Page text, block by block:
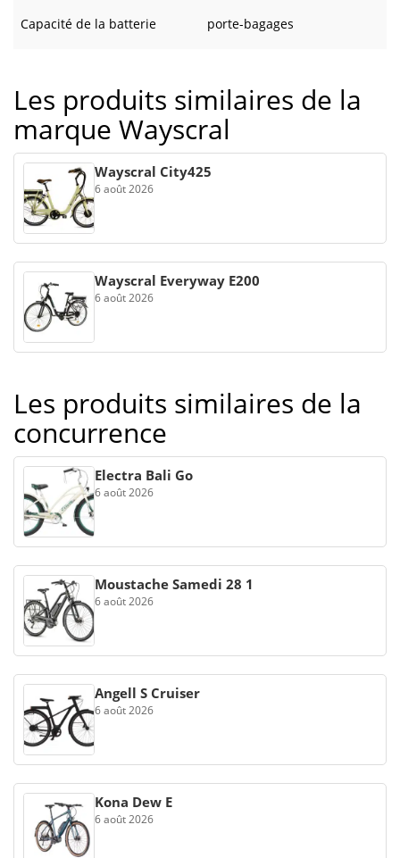
Capacité de la batterie porte-bagages
Les produits similaires de la
marque Wayscral
Wayscral City425
6 août 2026
Wayscral Everyway E200
6 août 2026
Les produits similaires de la
concurrence
Electra Bali Go
6 août 2026
Moustache Samedi 28 1
6 août 2026
Angell S Cruiser
6 août 2026
Kona Dew E
6 août 2026